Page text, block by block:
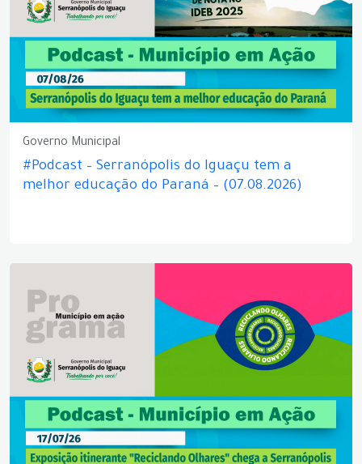
Governo Municipal
#Podcast – Serranópolis do Iguaçu tem a
melhor educação do Paraná – (07.08.2026)